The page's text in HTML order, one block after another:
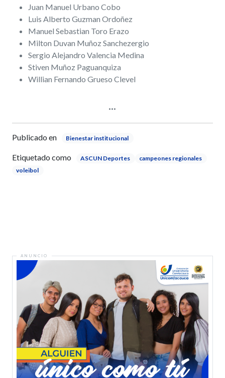
Juan Manuel Urbano Cobo
Luis Alberto Guzman Ordoñez
Manuel Sebastian Toro Erazo
Milton Duvan Muñoz Sanchezergio
Sergio Alejandro Valencia Medina
Stiven Muñoz Paguanquiza
Willian Fernando Grueso Clevel
Publicado en Bienestar institucional
Etiquetado como ASCUN Deportes
campeones regionales
voleibol